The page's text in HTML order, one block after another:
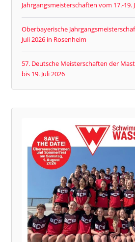
Jahrgangsmeisterschaften vom 17.-19.
Oberbayerische
Juli 2026 in Rosenheim
57. Deutsche Meisterschaften der
bis 19. Juli 2026